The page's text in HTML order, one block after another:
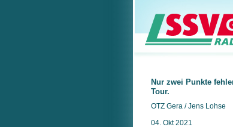
Nur zwei Punkte
Tour.
OTZ Gera / Jens Lohse
04. Okt 2021